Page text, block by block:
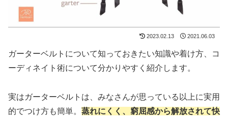
2023.02.13 2021.06.03
ガーターベルトについて知っておきたい知識や着け方、コ
ーディネイト術について分かりやすく紹介します。
実はガーターベルトは、みなさんが思っている以上に実用
的でつけ方も簡単。 蒸れにくく、窮屈感から解放されて快